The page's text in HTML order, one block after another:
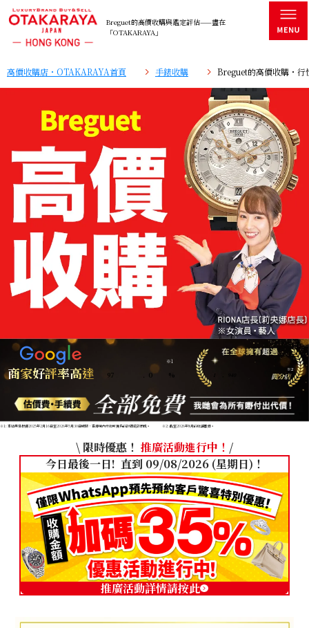
Breguet的高價收購與鑑定評估——盡在
「OTAKARAYA」
高價收購店・OTAKARAYA首頁 手錶收購 Breguet的高價收購・行
97 . 0 %
※1
商家好評率高達 1
※2
※1: 本結果是根據2025年2月16日至2026年5月30日期間，香港境內分店所獲得的評價統計而成。 ※2: 截至2026年8月的店舖數目。
\ 限時優惠！ 推廣活動進行中！ /
今日最後一日! 直到 09/08/2026 (星期日)！
推廣活動詳情請按此